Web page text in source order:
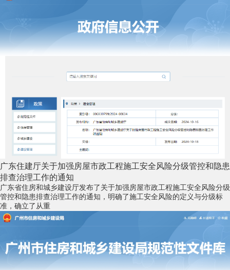
广东住建厅关于加强房屋市政工程施工安全风险分级管控和隐患
排查治理工作的通知
广东省住房和城乡建设厅发布了关于加强房屋市政工程施工安全风险分级
管控和隐患排查治理工作的通知，明确了施工安全风险的定义与分级标
准，确立了从重